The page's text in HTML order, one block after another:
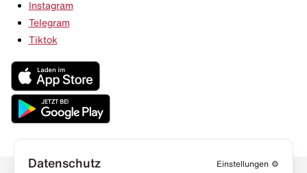
Instagram
Telegram
Tiktok
Datenschutz Einstellungen ⚙️